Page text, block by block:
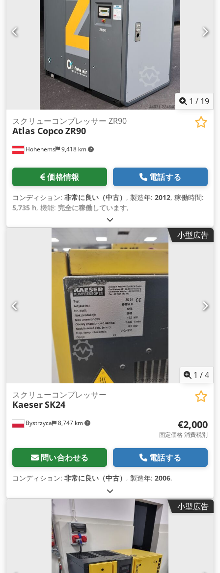
1 / 19
Hohenems 9,418 km
スクリューコンプレッサー ZR90
Atlas CopcoZR90
価格情報 電話する
コンディション: 非常に良い（中古） , 製造年: 2012, 稼働時間:
5,735 h, 機能: 完全に稼働しています,
小型広告
1 /4
Bystrzyca 8,747 km
スクリューコンプレッサー
KaeserSK24
€2,000
固定価格 消費税別
問い合わせる 電話する
コンディション: 非常に良い（中古） , 製造年: 2006,
小型広告